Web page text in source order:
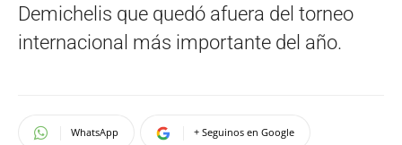
Demichelis que quedó afuera del torneo
internacional más importante del año.
WhatsApp + Seguinos en Google